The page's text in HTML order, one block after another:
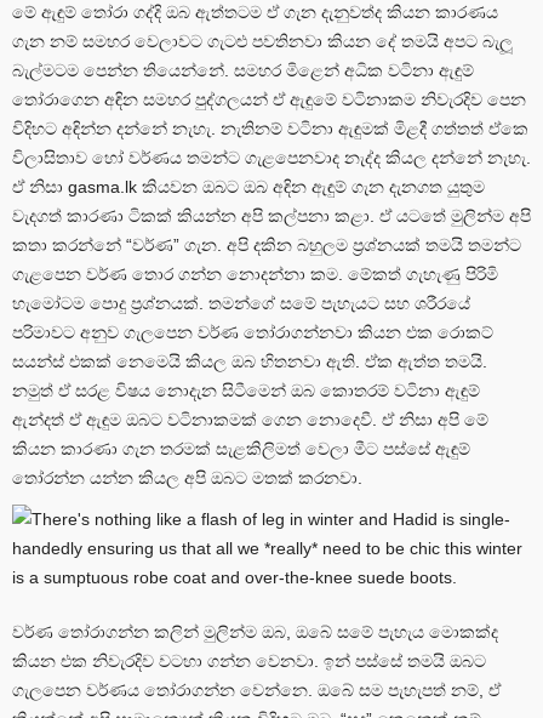
මේ ඇඳුම් තෝරා ගද්දි ඔබ ඇත්තටම ඒ ගැන දැනුවත්ද කියන කාරණය
ගැන නම් සමහර වෙලාවට ගැටළු පවතිනවා කියන දේ තමයි අපට බැලූ
බැල්මටම පෙන්න තියෙන්නේ. සමහර මිළෙන් අධික වටිනා ඇඳුම්
තෝරාගෙන අඳින සමහර පුද්ගලයන් ඒ ඇඳුමේ වටිනාකම නිවැරදිව පෙන
විදිහට අඳින්න දන්නේ නැහැ. නැතිනම් වටිනා ඇඳුමක් මිළදී ගත්තත් ඒකෙ
විලාසිතාව හෝ වර්ණය තමන්ට ගැළපෙනවාද නැද්ද කියල දන්නේ නැහැ.
ඒ නිසා gasma.lk කියවන ඔබට ඔබ අඳින ඇඳුම් ගැන දැනගත යුතුම
වැදගත් කාරණා ටිකක් කියන්න අපි කල්පනා කළා. ඒ යටතේ මුලින්ම අපි
කතා කරන්නේ “වර්ණ” ගැන. අපි දකින බහුලම ප්‍රශ්නයක් තමයි තමන්ට
ගැළපෙන වර්ණ තොර ගන්න නොදන්නා කම. මේකත් ගැහැණු පිරිමි
හැමෝටම පොදු ප්‍රශ්නයක්. තමන්ගේ සමේ පැහැයට සහ ශරීරයේ
පරිමාවට අනුව ගැලපෙන වර්ණ තෝරාගන්නවා කියන එක රොකට්
සයන්ස් එකක් නෙමෙයි කියල ඔබ හිතනවා ඇති. ඒක ඇත්ත තමයි.
නමුත් ඒ සරළ විෂය නොදැන සිටීමෙන් ඔබ කොතරම් වටිනා ඇඳුම්
ඇන්දත් ඒ ඇඳුම ඔබට වටිනාකමක් ගෙන නොදෙවී. ඒ නිසා අපි මේ
කියන කාරණා ගැන තරමක් සැළකිලිමත් වෙලා මීට පස්සේ ඇඳුම්
තෝරන්න යන්න කියල අපි ඔබට මතක් කරනවා.
වර්ණ තෝරාගන්න කලින් මුලින්ම ඔබ, ඔබේ සමේ පැහැය මොකක්ද
කියන එක නිවැරදිව වටහා ගන්න වෙනවා. ඉන් පස්සේ තමයි ඔබට
ගැලපෙන වර්ණය තෝරාගන්න වෙන්නෙ. ඔබේ සම පැහැපත් නම්, ඒ